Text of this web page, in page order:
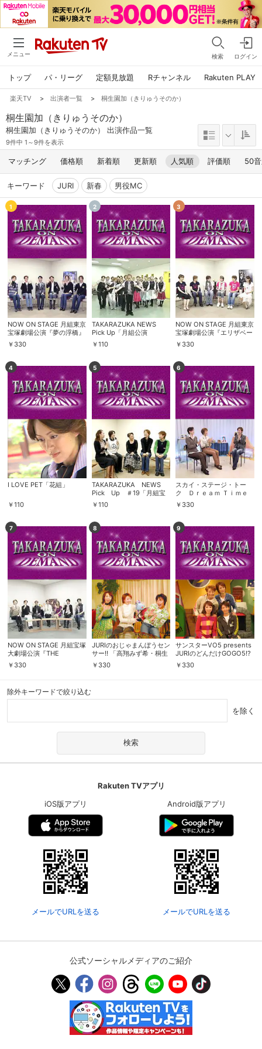
メニュー 検索 ログイン
トップ パ・リーグ 定額見放題 Rチャンネル Rakuten PLAY
会員情報
ジットカード情報の変更が可能です。
楽天TV > 出演者一覧 > 桐生園加（きりゅうそのか）
桐生園加（きりゅうそのか）
桐生園加（きりゅうそのか） 出演作品一覧
9件中 1～9件を表示
マッチング 価格順 新着順 更新順 人気順 評価順 50
キーワード JURI 新春 男役MC
1
NOW ON STAGE 月組東京
宝塚劇場公演『夢の浮橋』
『Apasionado!!』
￥ 330
2
TAKARAZUKA NEWS
Pick Up「月組公演
『Dancing Heroes！』新
春大集合!!」～2011年1月お
￥110
3
NOW ON STAGE 月組東京
宝塚劇場公演『エリザベー
ト』
￥ 330
4
I LOVE PET「花組」
￥110
5
TAKARAZUKA NEWS
Pick Up ＃19「月組宝
塚大劇場公演『パリの空よ
りも高く』『ファンシー・
￥110
6
スカイ・ステージ・トー
ク Ｄｒｅａｍ Ｔｉｍｅ
「霧矢大夢・桐生園加・青
樹泉」
￥ 330
7
NOW ON STAGE 月組宝塚
大劇場公演『THE
SCARLET PIMPERNEL』
￥ 330
8
JURIのおじゃまんぼうセン
サー!! 「高翔みず希・桐生
園加」
￥ 330
9
サンスターVO5 presents
JURIのどんだけGOGO5!?
「瀬奈じゅん・遼河はる
ひ・桐生園加」
￥ 330
除外キーワードで絞り込む
を除く
Rakuten TVアプリ
iOS版アプリ
メールでURLを送る
Android版アプリ
メールでURLを送る
公式ソーシャルメディアのご紹介